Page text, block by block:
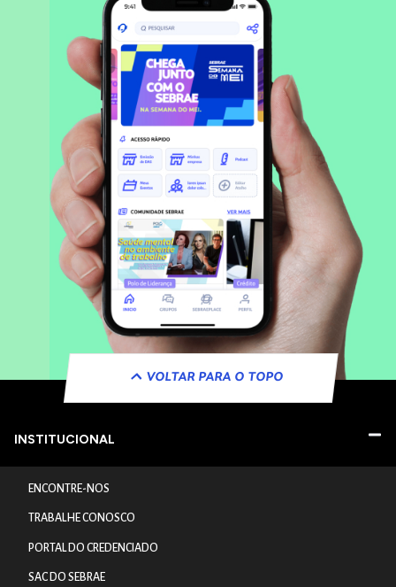
VOLTAR PARA O TOPO
INSTITUCIONAL
ENCONTRE-NOS
TRABALHE CONOSCO
PORTAL DO CREDENCIADO
SAC DO SEBRAE